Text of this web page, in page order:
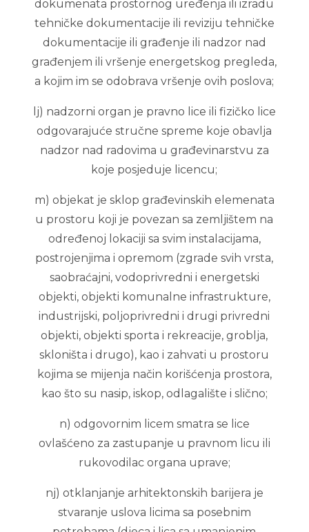
dokumenata prostornog uređenja ili izradu
tehničke dokumentacije ili reviziju tehničke
dokumentacije ili građenje ili nadzor nad
građenjem ili vršenje energetskog pregleda,
a kojim im se odobrava vršenje ovih poslova;
lj) nadzorni organ je pravno lice ili fizičko lice
odgovarajuće stručne spreme koje obavlja
nadzor nad radovima u građevinarstvu za
koje posjeduje licencu;
m) objekat je sklop građevinskih elemenata
u prostoru koji je povezan sa zemljištem na
određenoj lokaciji sa svim instalacijama,
postrojenjima i opremom (zgrade svih vrsta,
saobraćajni, vodoprivredni i energetski
objekti, objekti komunalne infrastrukture,
industrijski, poljoprivredni i drugi privredni
objekti, objekti sporta i rekreacije, groblja,
skloništa i drugo), kao i zahvati u prostoru
kojima se mijenja način korišćenja prostora,
kao što su nasip, iskop, odlagalište i slično;
n) odgovornim licem smatra se lice
ovlašćeno za zastupanje u pravnom licu ili
rukovodilac organa uprave;
nj) otklanjanje arhitektonskih barijera je
stvaranje uslova licima sa posebnim